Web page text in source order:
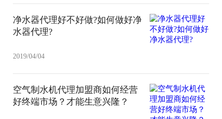
净水器代理好不好做?如何做好净
水器代理?
2019/04/04
空气制水机代理加盟商如何经营
好终端市场？才能生意兴隆？